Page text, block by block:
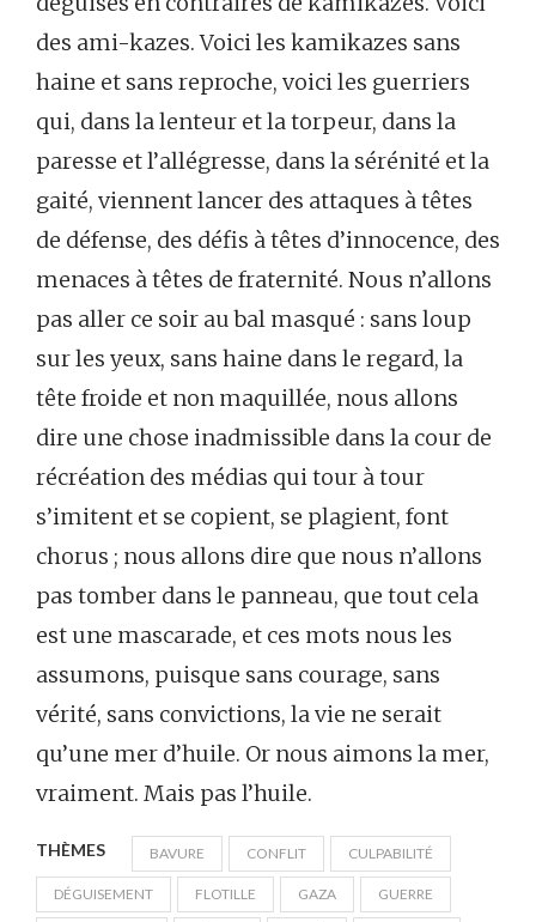
des ami-kazes. Voici les kamikazes sans
haine et sans reproche, voici les guerriers
qui, dans la lenteur et la torpeur, dans la
paresse et l’allégresse, dans la sérénité et la
gaité, viennent lancer des attaques à têtes
de défense, des défis à têtes d’innocence, des
menaces à têtes de fraternité. Nous n’allons
pas aller ce soir au bal masqué : sans loup
sur les yeux, sans haine dans le regard, la
tête froide et non maquillée, nous allons
dire une chose inadmissible dans la cour de
récréation des médias qui tour à tour
s’imitent et se copient, se plagient, font
chorus ; nous allons dire que nous n’allons
pas tomber dans le panneau, que tout cela
est une mascarade, et ces mots nous les
assumons, puisque sans courage, sans
vérité, sans convictions, la vie ne serait
qu’une mer d’huile. Or nous aimons la mer,
vraiment. Mais pas l’huile.
THÈMES BAVURE CONFLIT CULPABILITÉ
DÉGUISEMENT FLOTILLE GAZA GUERRE